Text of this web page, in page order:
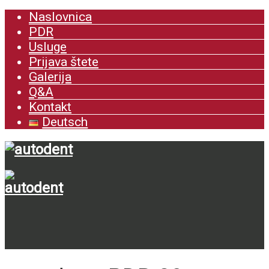
Naslovnica
PDR
Usluge
Prijava štete
Galerija
Q&A
Kontakt
Deutsch